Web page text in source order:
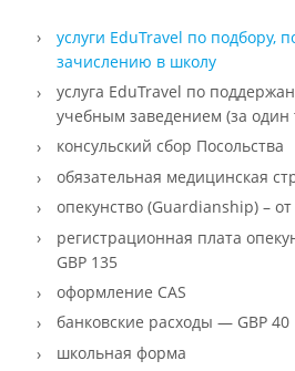
услуги EduTravel по подбору,
зачислению в школу
услуга EduTravel по
учебным заведением (за один
консульский сбор Посольства
обязательная медицинская
опекунство (Guardianship) –
регистрационная плата
GBP 135
оформление CAS
банковские расходы — GBP 40
школьная форма